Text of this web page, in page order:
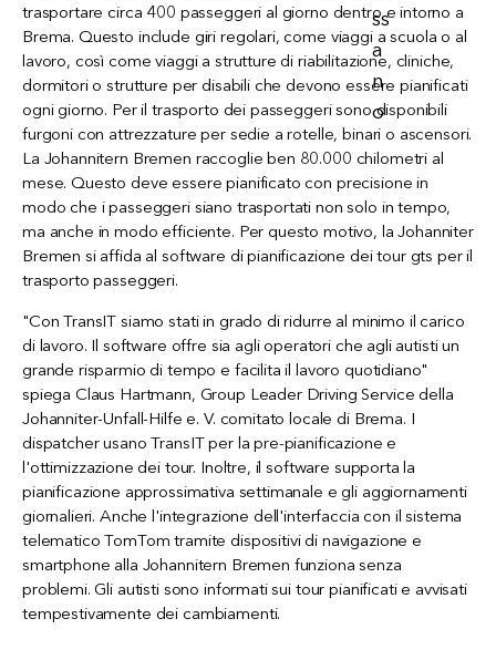
trasportare circa 400 passeggeri al giorno dentro e intorno a
Brema. Questo include giri regolari, come viaggi a scuola o al
lavoro, così come viaggi a strutture di riabilitazione, cliniche,
dormitori o strutture per disabili che devono essere pianificati
ogni giorno. Per il trasporto dei passeggeri sono disponibili
furgoni con attrezzature per sedie a rotelle, binari o ascensori.
La Johannitern Bremen raccoglie ben 80.000 chilometri al
mese. Questo deve essere pianificato con precisione in
modo che i passeggeri siano trasportati non solo in tempo,
ma anche in modo efficiente. Per questo motivo, la Johanniter
Bremen si affida al software di pianificazione dei tour gts per il
trasporto passeggeri.
"Con TransIT siamo stati in grado di ridurre al minimo il carico
di lavoro. Il software offre sia agli operatori che agli autisti un
grande risparmio di tempo e facilita il lavoro quotidiano"
spiega Claus Hartmann, Group Leader Driving Service della
Johanniter-Unfall-Hilfe e. V. comitato locale di Brema. I
dispatcher usano TransIT per la pre-pianificazione e
l'ottimizzazione dei tour. Inoltre, il software supporta la
pianificazione approssimativa settimanale e gli aggiornamenti
giornalieri. Anche l'integrazione dell'interfaccia con il sistema
telematico TomTom tramite dispositivi di navigazione e
smartphone alla Johannitern Bremen funziona senza
problemi. Gli autisti sono informati sui tour pianificati e avvisati
tempestivamente dei cambiamenti.